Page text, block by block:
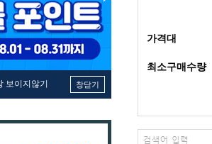
보이지않기 창닫기
가격대
최소구매수량